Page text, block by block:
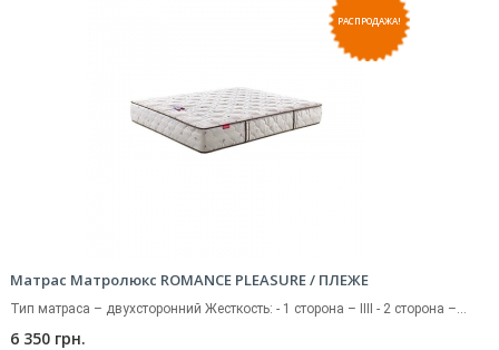
РАСПРОДАЖА!
Матрас Матролюкс ROMANCE PLEASURE / ПЛЕЖЕ
Тип матраса – двухсторонний Жесткость: - 1 сторона – IIII - 2 сторона –...
6 350 грн.